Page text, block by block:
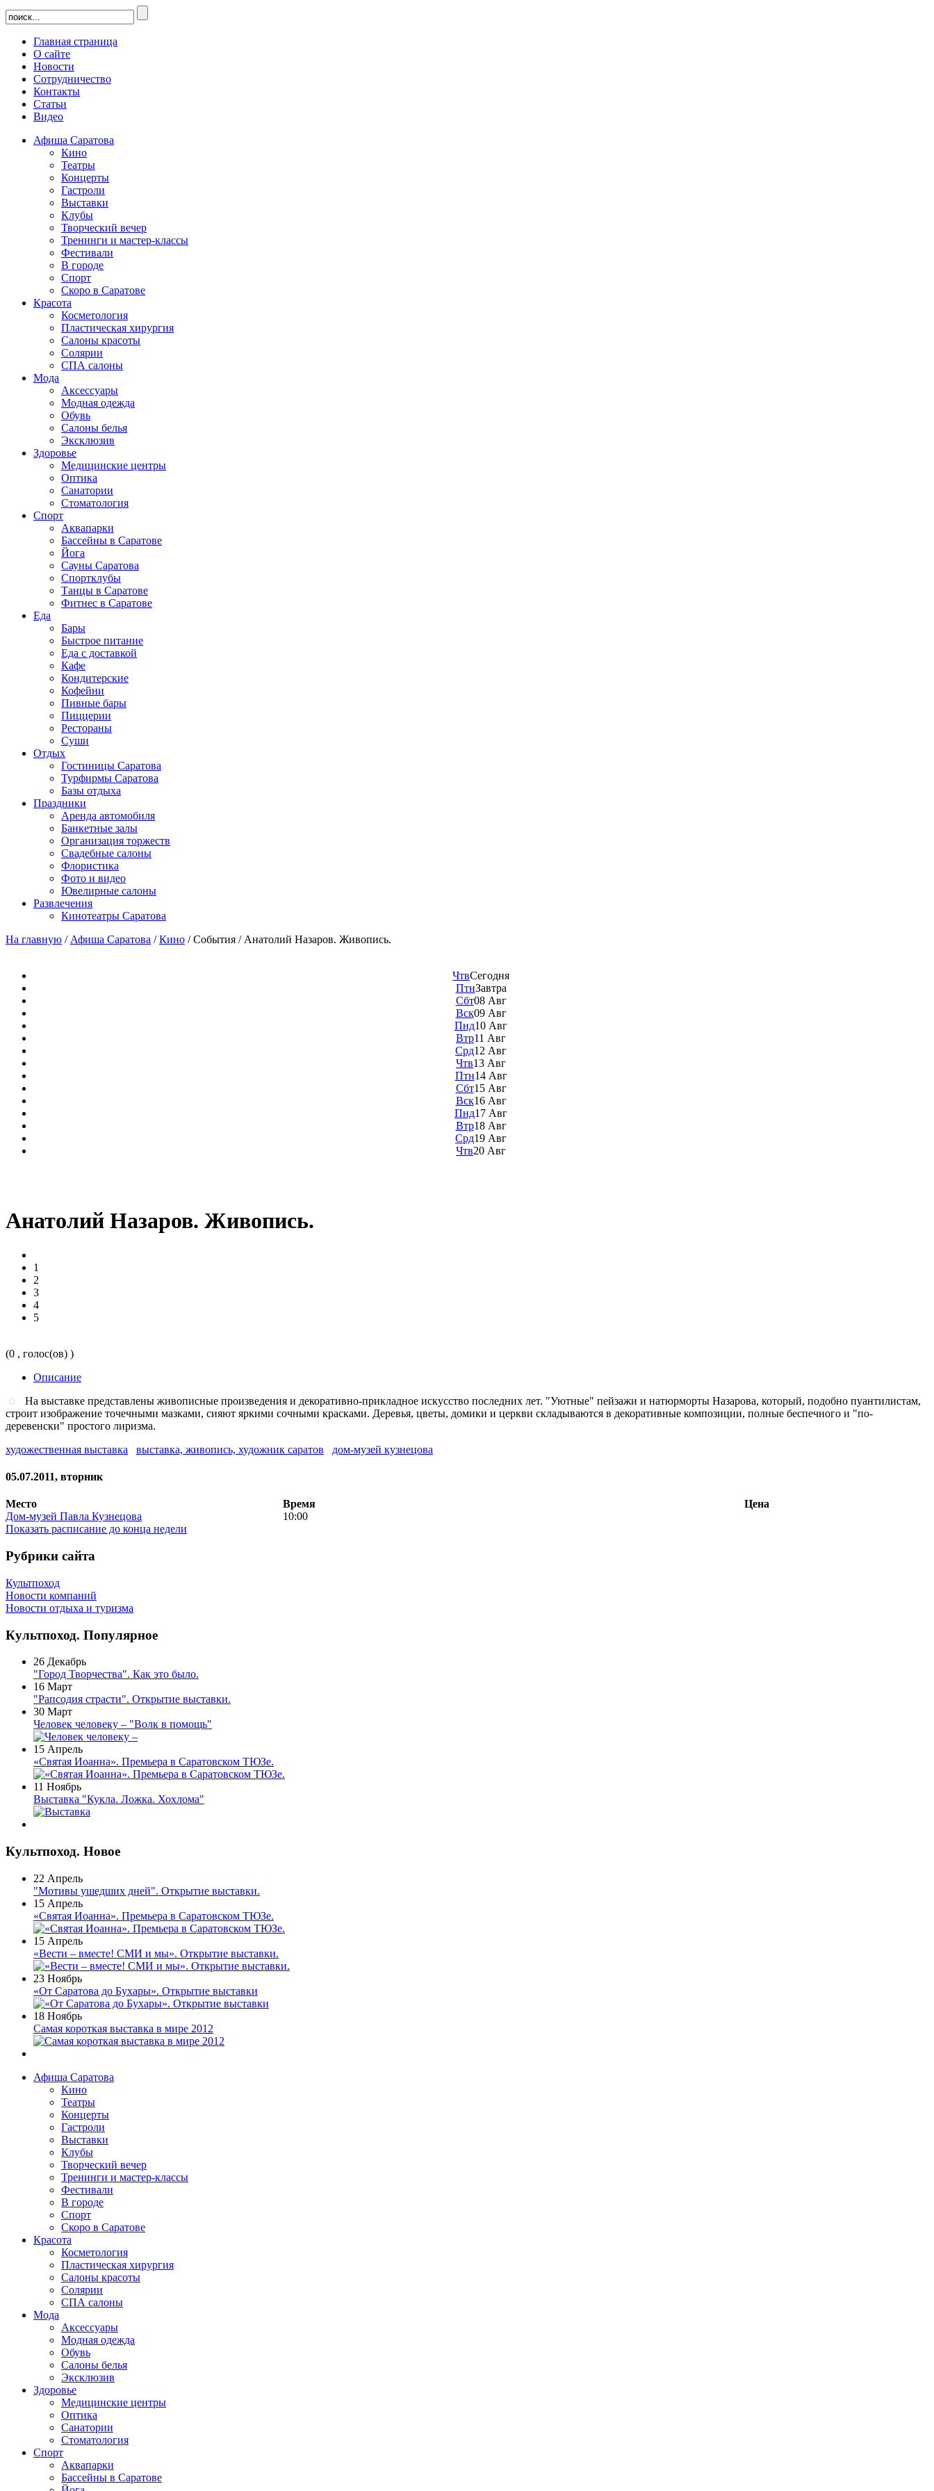
Главная страница
О сайте
Новости
Сотрудничество
Контакты
Статьи
Видео
Афиша Саратова
Кино
Театры
Концерты
Гастроли
Выставки
Клубы
Творческий вечер
Тренинги и мастер-классы
Фестивали
В городе
Спорт
Скоро в Саратове
Красота
Косметология
Пластическая хирургия
Салоны красоты
Солярии
СПА салоны
Мода
Аксессуары
Модная одежда
Обувь
Салоны белья
Эксклюзив
Здоровье
Медицинские центры
Оптика
Санатории
Стоматология
Спорт
Аквапарки
Бассейны в Саратове
Йога
Сауны Саратова
Спортклубы
Танцы в Саратове
Фитнес в Саратове
Еда
Бары
Быстрое питание
Еда с доставкой
Кафе
Кондитерские
Кофейни
Пивные бары
Пиццерии
Рестораны
Суши
Отдых
Гостиницы Саратова
Турфирмы Саратова
Базы отдыха
Праздники
Аренда автомобиля
Банкетные залы
Организация торжеств
Свадебные салоны
Флористика
Фото и видео
Ювелирные салоны
Развлечения
Кинотеатры Саратова
На главную / Афиша Саратова /Кино /События / Анатолий Назаров. Живопись.
ЧтвСегодня
ПтнЗавтра
Сбт08 Авг
Вск09 Авг
Пнд10 Авг
Втр11 Авг
Срд12 Авг
Чтв13 Авг
Птн14 Авг
Сбт15 Авг
Вск16 Авг
Пнд17 Авг
Втр18 Авг
Срд19 Авг
Чтв20 Авг
Анатолий Назаров. Живопись.
1
2
3
4
5
(0 , голос(ов) )
Описание
На выставке представлены живописные произведения и декоративно-прикладное искусство последних лет. "Уютные" пейзажи и натюрморты Назарова, который, подобно пуантилистам,
строит изображение точечными мазками, сияют яркими сочными красками. Деревья, цветы, домики и церкви складываются в декоративные композиции, полные беспечного и "по-
деревенски" простого лиризма.
художественная выставка
выставка, живопись, художник саратов дом-музей кузнецова
05.07.2011, вторник
Место Время
Цена
Дом-музей Павла Кузнецова
10:00
Показать расписание до конца недели
Рубрики сайта
Культпоход
Новости компаний
Новости отдыха и туризма
Культпоход. Популярное
26 Декабрь
"Город Творчества". Как это было.
16 Март
"Рапсодия страсти". Открытие выставки.
30 Март
Человек человеку – "Волк в помощь"
15 Апрель
«Святая Иоанна». Премьера в Саратовском ТЮЗе.
11 Ноябрь
Выставка "Кукла. Ложка. Хохлома"
Культпоход. Новое
22 Апрель
"Мотивы ушедших дней". Открытие выставки.
15 Апрель
«Святая Иоанна». Премьера в Саратовском ТЮЗе.
15 Апрель
«Вести – вместе! СМИ и мы». Открытие выставки.
23 Ноябрь
«От Саратова до Бухары». Открытие выставки
18 Ноябрь
Самая короткая выставка в мире 2012
Афиша Саратова
Кино
Театры
Концерты
Гастроли
Выставки
Клубы
Творческий вечер
Тренинги и мастер-классы
Фестивали
В городе
Спорт
Скоро в Саратове
Красота
Косметология
Пластическая хирургия
Салоны красоты
Солярии
СПА салоны
Мода
Аксессуары
Модная одежда
Обувь
Салоны белья
Эксклюзив
Здоровье
Медицинские центры
Оптика
Санатории
Стоматология
Спорт
Аквапарки
Бассейны в Саратове